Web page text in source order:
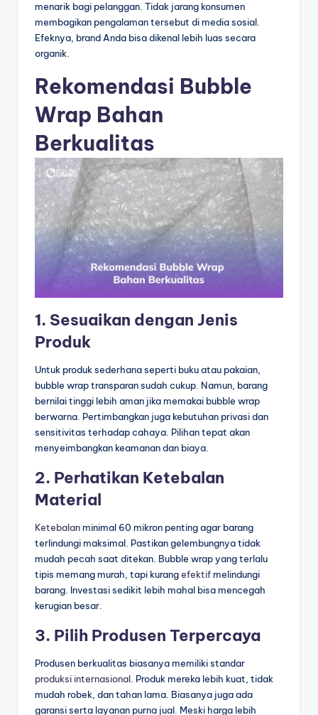
menarik bagi pelanggan. Tidak jarang konsumen
membagikan pengalaman tersebut di media sosial.
Efeknya, brand Anda bisa dikenal lebih luas secara
organik.
Rekomendasi Bubble
Wrap Bahan
Berkualitas
1. Sesuaikan dengan Jenis
Produk
Untuk produk sederhana seperti buku atau pakaian,
bubble wrap transparan sudah cukup. Namun, barang
bernilai tinggi lebih aman jika memakai bubble wrap
berwarna. Pertimbangkan juga kebutuhan privasi dan
sensitivitas terhadap cahaya. Pilihan tepat akan
menyeimbangkan keamanan dan biaya.
2. Perhatikan Ketebalan
Material
Ketebalanminimal 60 mikron penting agar barang
terlindungi maksimal. Pastikan gelembungnya tidak
mudah pecah saat ditekan. Bubble wrap yang terlalu
tipis memang murah, tapi kurangefektifmelindungi
barang. Investasi sedikit lebih mahal bisa mencegah
kerugian besar.
3. Pilih Produsen Terpercaya
Produsen berkualitas biasanya memiliki standar
produksi internasional . Produk mereka lebih kuat, tidak
mudah robek, dan tahan lama. Biasanya juga ada
garansi serta layanan purna jual. Meski harga lebih